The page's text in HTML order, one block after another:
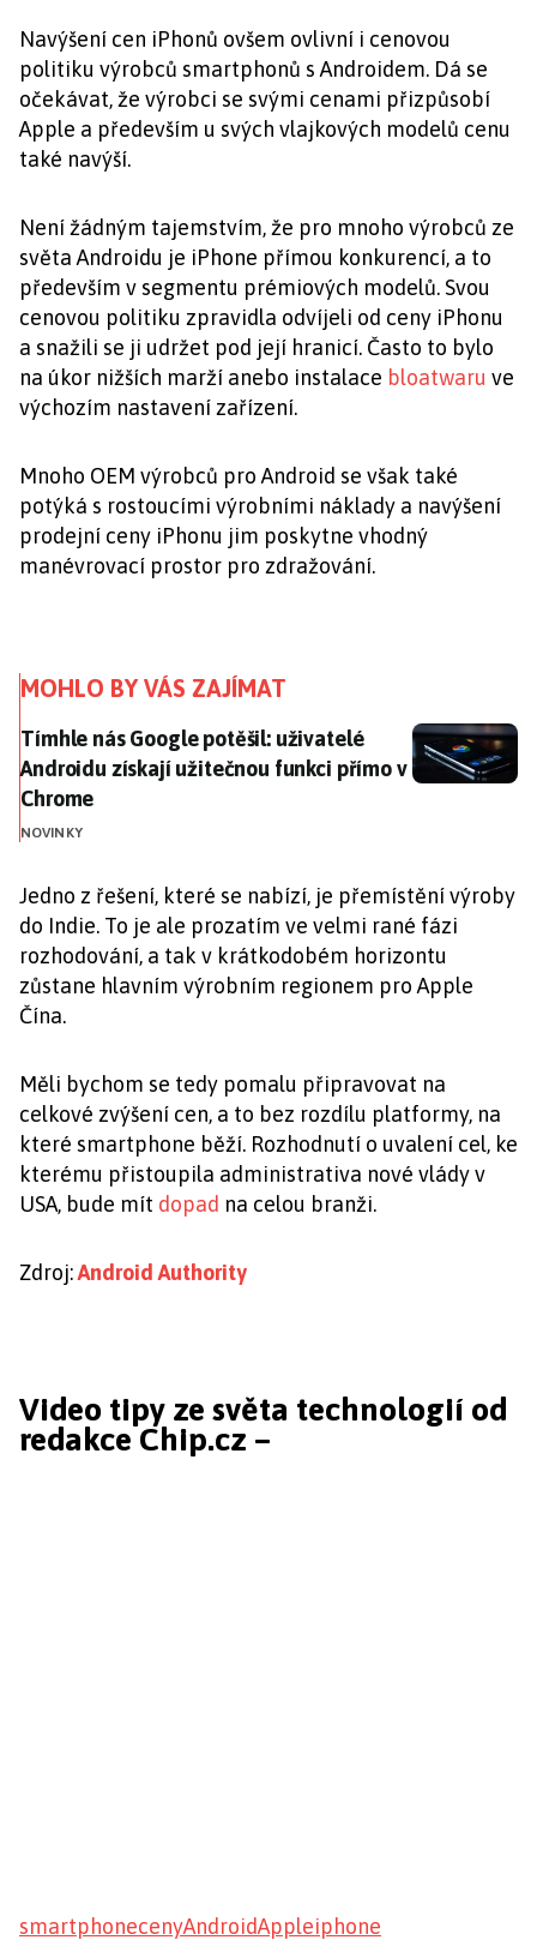
Navýšení cen iPhonů ovšem ovlivní i cenovou
politiku výrobců smartphonů s Androidem. Dá se
očekávat, že výrobci se svými cenami přizpůsobí
Apple a především u svých vlajkových modelů cenu
také navýší.
Není žádným tajemstvím, že pro mnoho výrobců ze
světa Androidu je iPhone přímou konkurencí, a to
především v segmentu prémiových modelů. Svou
cenovou politiku zpravidla odvíjeli od ceny iPhonu
a snažili se ji udržet pod její hranicí. Často to bylo
na úkor nižších marží anebo instalace bloatwaru ve
výchozím nastavení zařízení.
Mnoho OEM výrobců pro Android se však také
potýká s rostoucími výrobními náklady a navýšení
prodejní ceny iPhonu jim poskytne vhodný
manévrovací prostor pro zdražování.
MOHLO BY VÁS ZAJÍMAT
Tímhle nás Google potěšil: uživatelé Androidu
Tímhle nás Google potěšil: uživatelé
Androidu získají užitečnou funkci přímo v
Chrome
NOVINKY
Jedno z řešení, které se nabízí, je přemístění výroby
do Indie. To je ale prozatím ve velmi rané fázi
rozhodování, a tak v krátkodobém horizontu
zůstane hlavním výrobním regionem pro Apple
Čína.
Měli bychom se tedy pomalu připravovat na
celkové zvýšení cen, a to bez rozdílu platformy, na
které smartphone běží. Rozhodnutí o uvalení cel, ke
kterému přistoupila administrativa nové vlády v
USA, bude mít dopad na celou branži.
Zdroj:Android Authority
Video tipy ze světa technologií od
redakce Chip.cz –
smartphonecenyAndroidAppleiphone